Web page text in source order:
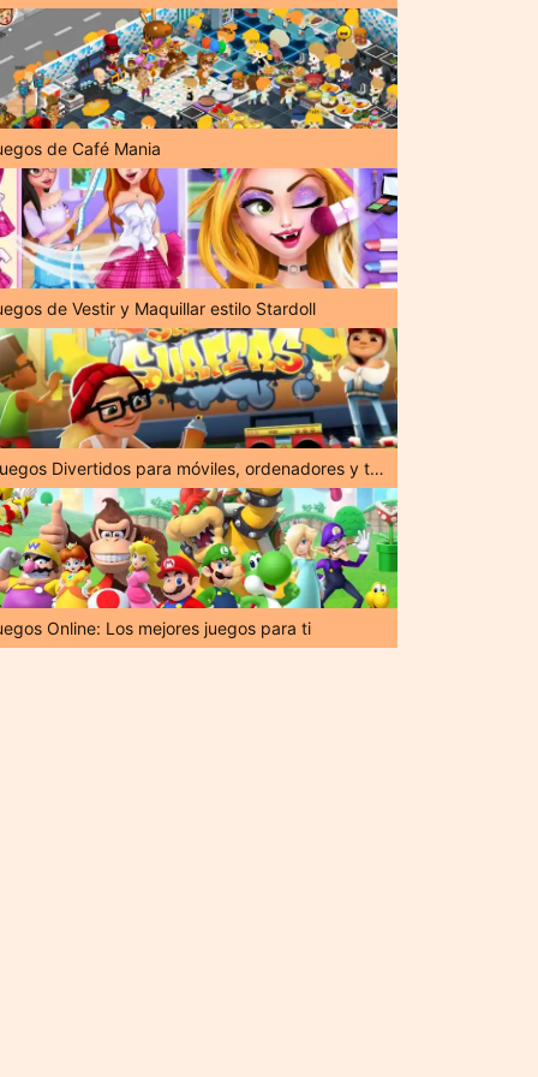
de Café Mania
de Vestir y Maquillar estilo Stardoll
¡Juegos Divertidos para móviles, ordenadores y tabletas!
Online: Los mejores juegos para ti